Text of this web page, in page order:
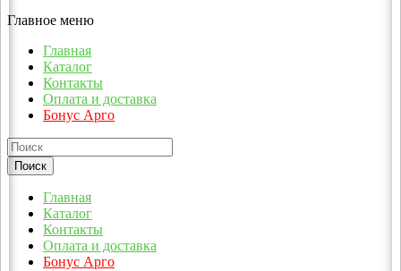
Главное меню
Главная
Каталог
Контакты
Оплата и доставка
Бонус Арго
Главная
Каталог
Контакты
Оплата и доставка
Бонус Арго